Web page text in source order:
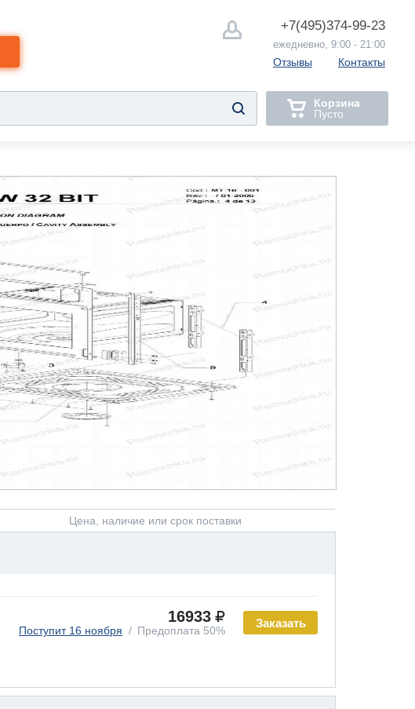
+7(495)374-99-23
ежедневно, 9:00 - 21:00
Отзывы Контакты
Корзина
Пусто
Цена, наличие или срок поставки
Заказать
16933
Поступит 16 ноября Предоплата 50%